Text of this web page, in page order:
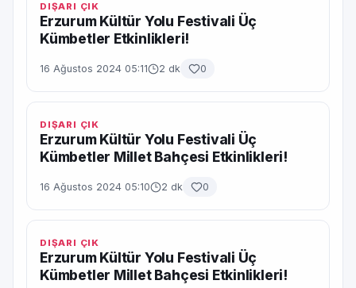
DIŞARI ÇIK
Erzurum Kültür Yolu Festivali Üç
Kümbetler Etkinlikleri!
16 Ağustos 2024 05:11 2 dk 0
DIŞARI ÇIK
Erzurum Kültür Yolu Festivali Üç
Kümbetler Millet Bahçesi Etkinlikleri!
16 Ağustos 2024 05:10 2 dk 0
DIŞARI ÇIK
Erzurum Kültür Yolu Festivali Üç
Kümbetler Millet Bahçesi Etkinlikleri!